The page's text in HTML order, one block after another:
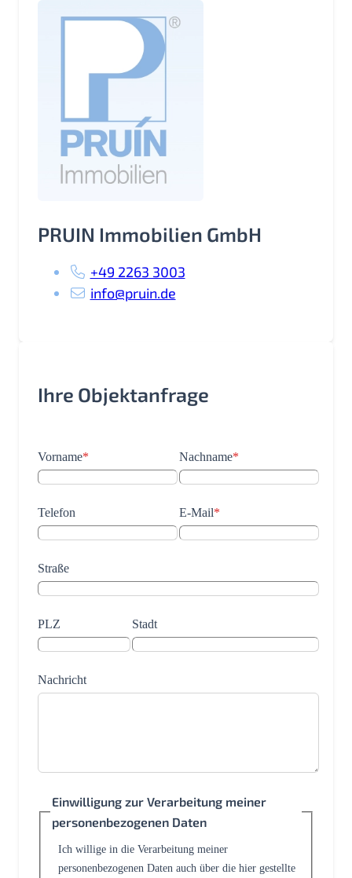
PRUIN Immobilien GmbH
+49 2263 3003
info@pruin.de
Ihre Objektanfrage
Vorname* Nachname*
Telefon E-Mail*
Straße
PLZ Stadt
Nachricht
Einwilligung zur Verarbeitung meiner
personenbezogenen Daten
Ich willige in die Verarbeitung meiner
personenbezogenen Daten auch über die hier gestellte